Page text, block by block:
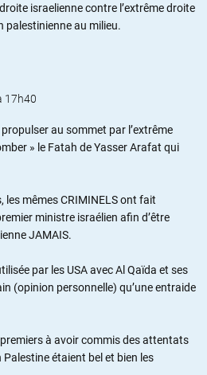
israelienne contre l’extrême droite
palestinienne au milieu.
17h40
au sommet par l’extrême
» le Fatah de Yasser Arafat qui
les mêmes CRIMINELS ont fait
ministre israélien afin d’être
JAMAIS.
par les USA avec Al Qaïda et ses
(opinion personnelle) qu’une entraide
premiers à avoir commis des attentats
étaient bel et bien les